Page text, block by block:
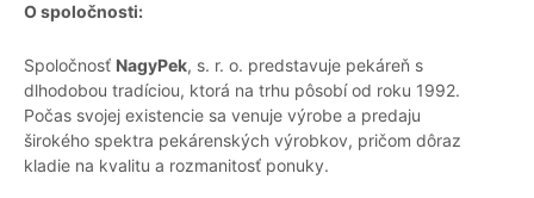
O spoločnosti:
Spoločnosť NagyPek, s. r. o. predstavuje pekáreň s
dlhodobou tradíciou, ktorá na trhu pôsobí od roku 1992.
Počas svojej existencie sa venuje výrobe a predaju
širokého spektra pekárenských výrobkov, pričom dôraz
kladie na kvalitu a rozmanitosť ponuky.